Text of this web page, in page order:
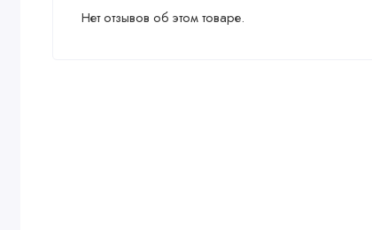
Нет отзывов об этом товаре.